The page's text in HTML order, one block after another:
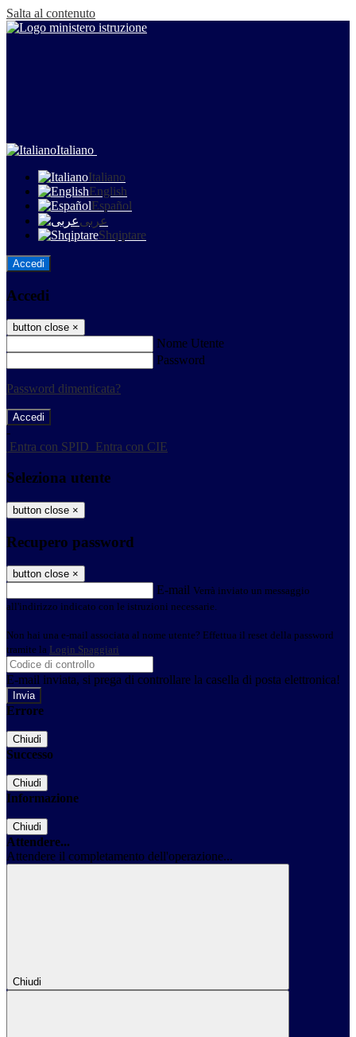
Salta al contenuto
Italiano
Italiano
English
Español
عربى
Shqiptare
Accedi
Accedi
button close ×
Nome Utente
Password
Password dimenticata?
-
Entra con SPID Entra con CIE
Seleziona utente
button close ×
Recupero password
button close ×
E-mail Verrà inviato un messaggio
all'indirizzo indicato con le istruzioni necessarie.
Non hai una e-mail associata al nome utente? Effettua il reset della password
tramite la Login Spaggiari
E-mail inviata, si prega di controllare la casella di posta elettronica!
Errore
Chiudi
Successo
Chiudi
Informazione
Chiudi
Attendere...
Attendere il completamento dell'operazione...
Chiudi